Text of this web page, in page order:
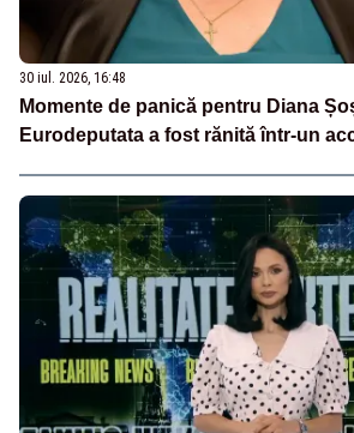
30 iul. 2026, 16:48
Momente de panică pentru Diana
Eurodeputata a fost rănită într-un